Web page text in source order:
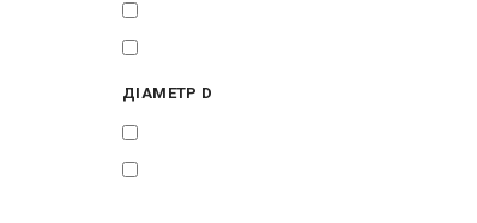
ДІАМЕТР D